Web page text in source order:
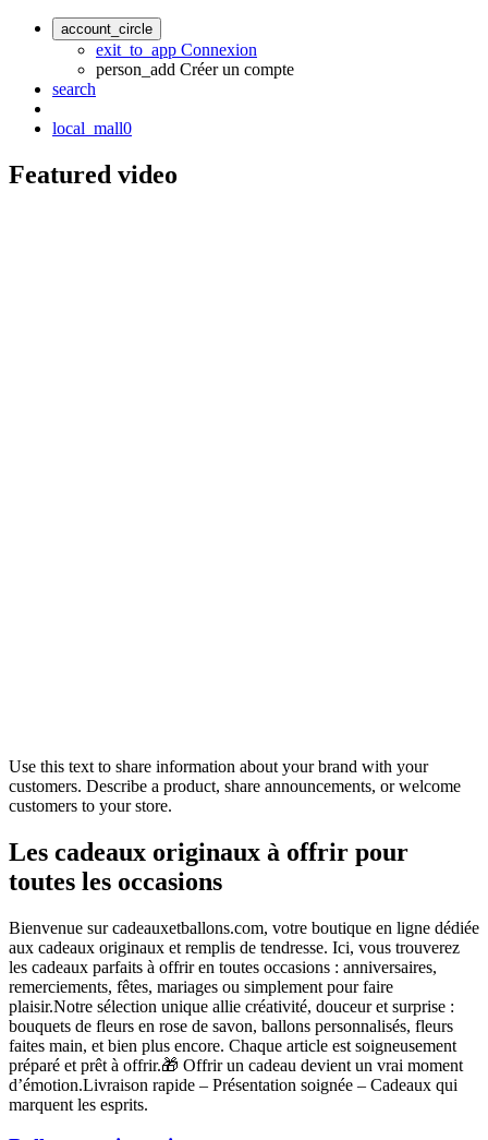
account_circle
exit_to_app Connexion
person_add Créer un compte
search
local_mall0
Featured video
Use this text to share information about your brand with your
customers. Describe a product, share announcements, or welcome
customers to your store.
Les cadeaux originaux à offrir pour
toutes les occasions
Bienvenue sur cadeauxetballons.com, votre boutique en ligne dédiée
aux cadeaux originaux et remplis de tendresse. Ici, vous trouverez
les cadeaux parfaits à offrir en toutes occasions : anniversaires,
remerciements, fêtes, mariages ou simplement pour faire
plaisir.Notre sélection unique allie créativité, douceur et surprise :
bouquets de fleurs en rose de savon, ballons personnalisés, fleurs
faites main, et bien plus encore. Chaque article est soigneusement
préparé et prêt à offrir.🎁 Offrir un cadeau devient un vrai moment
d’émotion.Livraison rapide – Présentation soignée – Cadeaux qui
marquent les esprits.